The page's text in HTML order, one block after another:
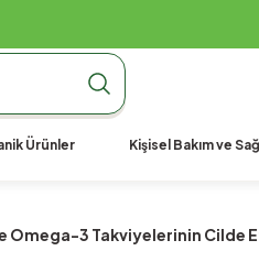
TL Üzeri Ücretsiz Kargo
Ürünler Kişisel Bakım ve
Omega-3 Takviyelerinin Cilde